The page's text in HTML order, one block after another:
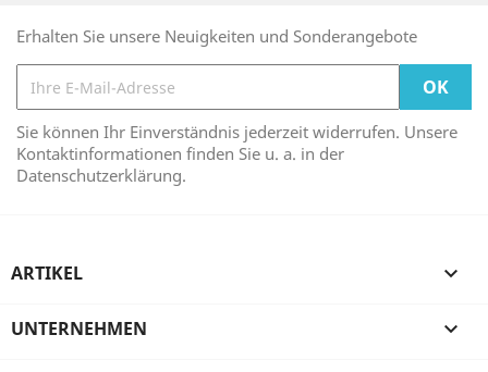
Erhalten Sie unsere Neuigkeiten und Sonderangebote
Sie können Ihr Einverständnis jederzeit widerrufen. Unsere
Kontaktinformationen finden Sie u. a. in der
Datenschutzerklärung.
ARTIKEL 
UNTERNEHMEN 